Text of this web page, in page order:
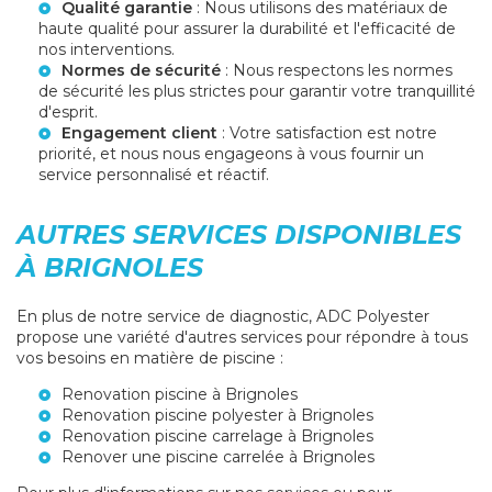
Qualité garantie : Nous utilisons des matériaux de
haute qualité pour assurer la durabilité et l'efficacité de
nos interventions.
Normes de sécurité : Nous respectons les normes
de sécurité les plus strictes pour garantir votre tranquillité
d'esprit.
Engagement client : Votre satisfaction est notre
priorité, et nous nous engageons à vous fournir un
service personnalisé et réactif.
AUTRES SERVICES DISPONIBLES
À BRIGNOLES
En plus de notre service de diagnostic, ADC Polyester
propose une variété d'autres services pour répondre à tous
vos besoins en matière de piscine :
Renovation piscine à Brignoles
Renovation piscine polyester à Brignoles
Renovation piscine carrelage à Brignoles
Renover une piscine carrelée à Brignoles